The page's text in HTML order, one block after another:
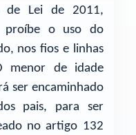
de Lei de 2011,
proíbe o uso do
nos fios e linhas
menor de idade
ser encaminhado
pais, para ser
no artigo 132